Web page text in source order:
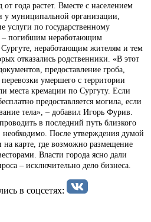
года растет. Вместе с населением
у муниципальной организации,
услуги по государственному
– погибшим неработающим
неработающим жителям и тем
отказались родственники. «В этот
предоставление гроба,
умершего с территории
места кремации по Сургуту. Если
предоставляется могила, если
тела», – добавил Игорь Фурив.
в последний путь близкого
необходимо. После утверждения думой
на карте, где возможно размещение
Власти города ясно дали
– исключительно дело бизнеса.
в соцсетях: